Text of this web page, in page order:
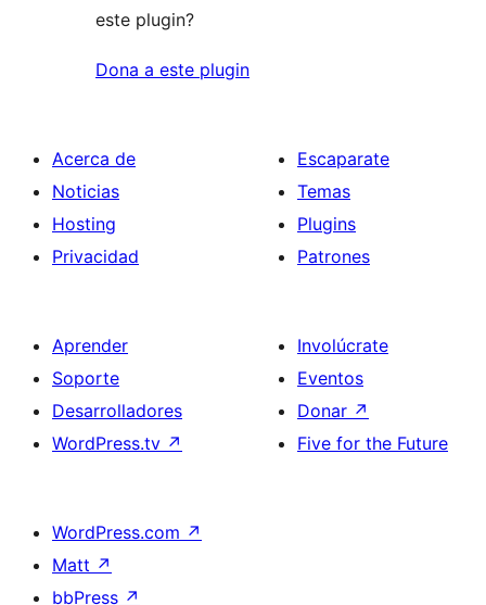
este plugin?
Dona a este plugin
Acerca de
Noticias
Hosting
Privacidad
Escaparate
Temas
Plugins
Patrones
Aprender
Soporte
Desarrolladores
WordPress.tv ↗
Involúcrate
Eventos
Donar ↗
Five for the Future
WordPress.com ↗
Matt ↗
bbPress ↗